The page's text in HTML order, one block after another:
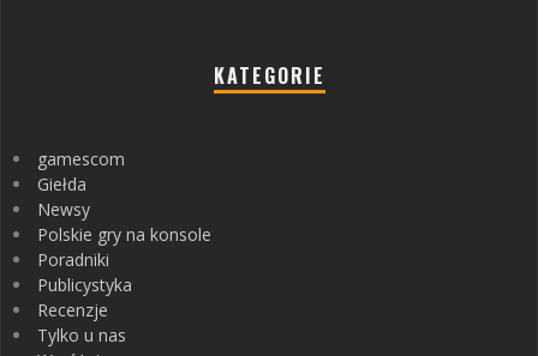
KATEGORIE
gamescom
Giełda
Newsy
Polskie gry na konsole
Poradniki
Publicystyka
Recenzje
Tylko u nas